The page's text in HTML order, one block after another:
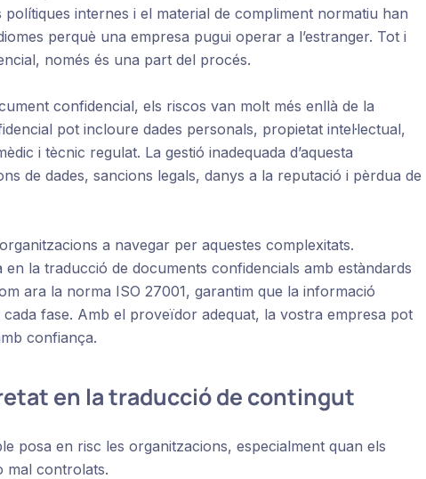
internes i el material de compliment normatiu han
perquè una empresa pugui operar a l’estranger. Tot i
només és una part del procés.
confidencial, els riscos van molt més enllà de la
pot incloure dades personals, propietat intel·lectual,
i tècnic regulat. La gestió inadequada d’aquesta
de dades, sancions legals, danys a la reputació i pèrdua de
a navegar per aquestes complexitats.
la traducció de documents confidencials amb estàndards
ara la norma ISO 27001, garantim que la informació
fase. Amb el proveïdor adequat, la vostra empresa pot
confiança.
en la traducció de contingut
posa en risc les organitzacions, especialment quan els
mal controlats.